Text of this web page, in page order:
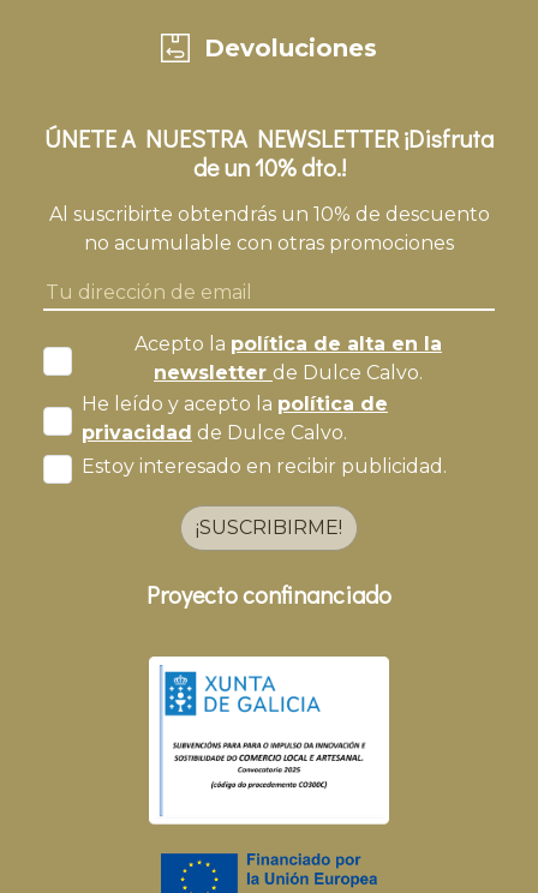
Devoluciones
ÚNETE A NUESTRA NEWSLETTER ¡Disfruta
de un 10% dto.!
Al suscribirte obtendrás un 10% de descuento
no acumulable con otras promociones
Acepto la política de alta en la
newsletter de Dulce Calvo.
He leído y acepto la política de
privacidad de Dulce Calvo.
Estoy interesado en recibir publicidad.
¡SUSCRIBIRME!
Proyecto confinanciado